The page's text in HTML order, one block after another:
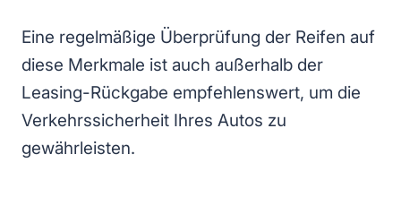
Eine regelmäßige Überprüfung der Reifen auf
diese Merkmale ist auch außerhalb der
Leasing-Rückgabe empfehlenswert, um die
Verkehrssicherheit Ihres Autos zu
gewährleisten.